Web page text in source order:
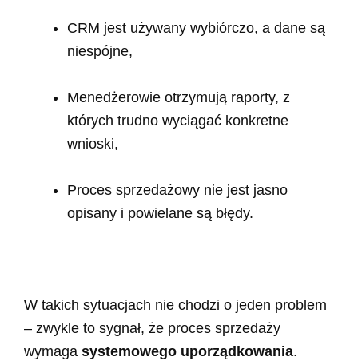
CRM jest używany wybiórczo, a dane są
niespójne,
Menedżerowie otrzymują raporty, z
których trudno wyciągać konkretne
wnioski,
Proces sprzedażowy nie jest jasno
opisany i powielane są błędy.
W takich sytuacjach nie chodzi o jeden problem
– zwykle to sygnał, że proces sprzedaży
wymaga systemowego uporządkowania.